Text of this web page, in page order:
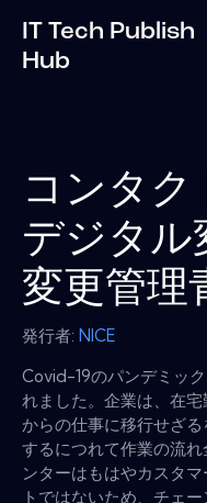
IT Tech Publish
Hub
コンタク
デジタル
変更管理
発行者: NICE
Covid-19のパンデミッ
れました。企業は、在
からの仕事に移行せざ
するにつれて作業の流
ンターはもはやカスタ
トではないため、チェ